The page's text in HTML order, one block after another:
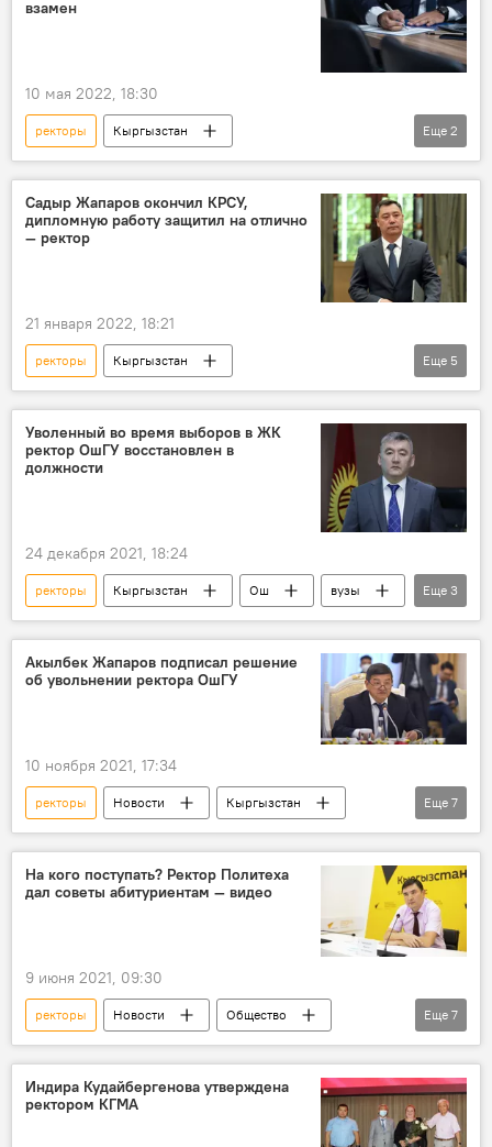
взамен
10 мая 2022, 18:30
ректоры
Кыргызстан
Алмазбек Бейшеналиев
назначение
Еще 2
Садыр Жапаров окончил КРСУ,
дипломную работу защитил на отлично
— ректор
21 января 2022, 18:21
ректоры
Кыргызстан
Владимир Нифадьев
КРСУ
вузы
диплом
Садыр Жапаров
Еще 5
Уволенный во время выборов в ЖК
ректор ОшГУ восстановлен в
должности
24 декабря 2021, 18:24
ректоры Кыргызстан Ош
вузы
восстановление
должность
Кудайберди Кожобеков
Еще 3
Акылбек Жапаров подписал решение
об увольнении ректора ОшГУ
10 ноября 2021, 17:34
ректоры Новости
Кыргызстан
Политика
Ош
Акылбек Жапаров
Кудайберди Кожобеков
Ошский государственный университет
Еще 7
На кого поступать? Ректор Политеха
дал советы абитуриентам — видео
9 июня 2021, 09:30
ректоры Новости
Общество
Кыргызстан
Пресс-центр
вузы
поступление
советы
видео
Еще 7
Индира Кудайбергенова утверждена
ректором КГМА